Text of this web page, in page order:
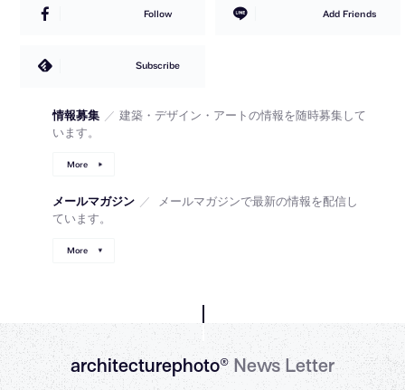
Follow Add Friends
Subscribe
情報募集 ／ 建築・デザイン・アートの情報を随時募集して
います。
More
メールマガジン ／
メールマガジンで最新の情報を配信し
ています。
More
architecturephoto®News Letter